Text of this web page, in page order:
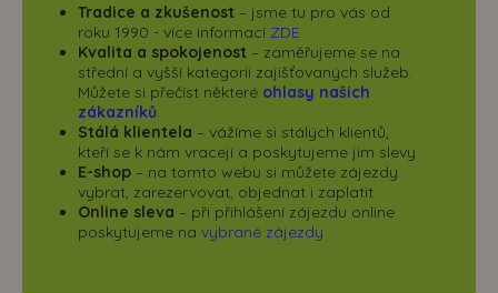
Tradice a zkušenost – jsme tu pro vás od
roku 1990 - více informací ZDE
Kvalita a spokojenost – zaměřujeme se na
střední a vyšší kategorii zajišťovaných služeb.
Můžete si přečíst některé ohlasy našich
zákazníků.
Stálá klientela – vážíme si stálých klientů,
kteří se k nám vracejí a poskytujeme jim slevy
E-shop – na tomto webu si můžete zájezdy
vybrat, zarezervovat, objednat i zaplatit
Online sleva – při přihlášení zájezdu online
poskytujeme na vybrané zájezdy